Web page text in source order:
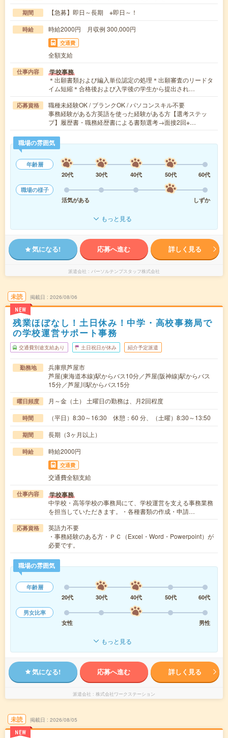
期間 【急募】即日～長期 ※即日～！
時給 時給2000円 月収例 300,000円
交通費
全額支給
仕事内容 学校事務
＊出願書類および編入単位認定の処理＊出願審査のリードタ
イム短縮＊合格後および入学後の学生から提出され…
応募資格
職種未経験OK / ブランクOK / パソコンスキル不要
事務経験がある方英語を使った経験がある方【選考ステッ
プ】履歴書・職務経歴書による書類選考→面接2回※…
職場の雰囲気
年齢層
20代
30代 40代 50代
60代
職場の様子
活気がある
しずか
もっと見る
気になる! 応募へ進む 詳しく見る
派遣会社 パーソルテンプスタッフ株式会社
未読
NEW
掲載日 2026/08/06
残業ほぼなし！土日休み！中学・高校事務局で
の学校運営サポート事務
交通費別途支給あり 土日祝日が休み 紹介予定派遣
勤務地
兵庫県芦屋市
芦屋(東海道本線)駅からバス10分／芦屋(阪神線)駅からバス
15分／芦屋川駅からバス15分
曜日頻度 月～金（土） 土曜日の勤務は、月2回程度
時間 （平日）8:30～16:30 休憩：60 分、（土曜）8:30～13:50
期間 長期（3ヶ月以上）
時給 時給2000円
交通費
交通費全額支給
仕事内容 学校事務
中学校・高等学校の事務局にて、学校運営を支える事務業務
を担当していただきます。・各種書類の作成・申請…
応募資格
英語力不要
・事務経験のある方・ＰＣ（Excel・Word・Powerpoint）が
必要です。
職場の雰囲気
年齢層
20代
30代 40代 50代
60代
男女比率
女性
男性
もっと見る
気になる! 応募へ進む 詳しく見る
派遣会社 株式会社ワークステーション
未読
NEW
掲載日 2026/08/05